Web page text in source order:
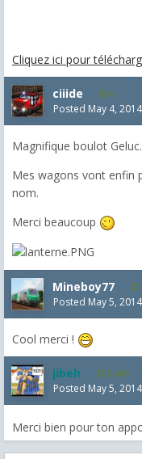
Cliquez ici pour
ciiide 6
Posted May 4, 2014
Magnifique boulot Geluc.
Mes wagons vont enfin
nom.
Merci beaucoup
Mineboy77
Posted May 5, 2014
Cool merci !
jibeh 5,469
Posted May 5, 2014
Merci bien pour ton